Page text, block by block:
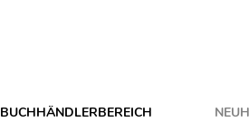
BUCHHÄNDLERBEREICH